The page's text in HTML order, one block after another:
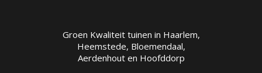
Groen Kwaliteit tuinen in Haarlem,
Heemstede, Bloemendaal,
Aerdenhout en Hoofddorp